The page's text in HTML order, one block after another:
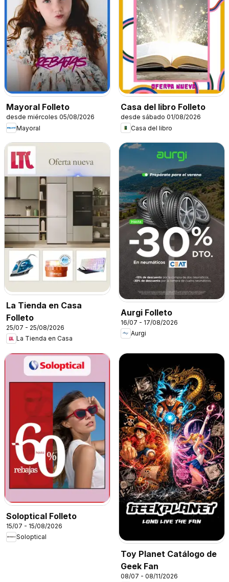
Mayoral Folleto
desde miércoles 05/08/2026
Mayoral
Casa del libro Folleto
desde sábado 01/08/2026
Casa del libro
La Tienda en Casa
Folleto
25/07 - 25/08/2026
La Tienda en Casa
Aurgi Folleto
16/07 - 17/08/2026
Aurgi
Soloptical Folleto
15/07 - 15/08/2026
Soloptical
Toy Planet Catálogo de
Geek Fan
08/07 - 08/11/2026